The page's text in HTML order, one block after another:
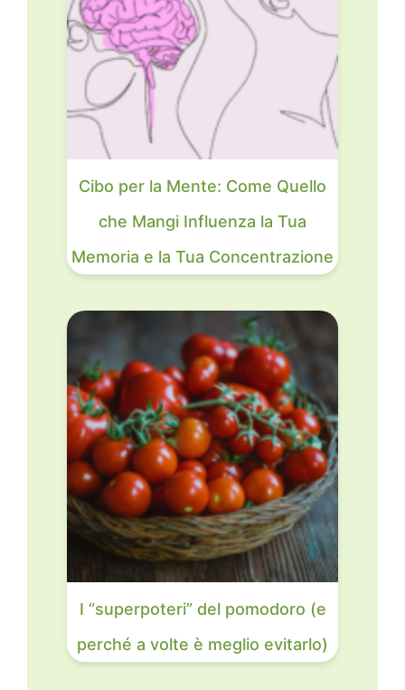
Cibo per la Mente: Come Quello
che Mangi Influenza la Tua
Memoria e la Tua Concentrazione
I “superpoteri” del pomodoro (e
perché a volte è meglio evitarlo)